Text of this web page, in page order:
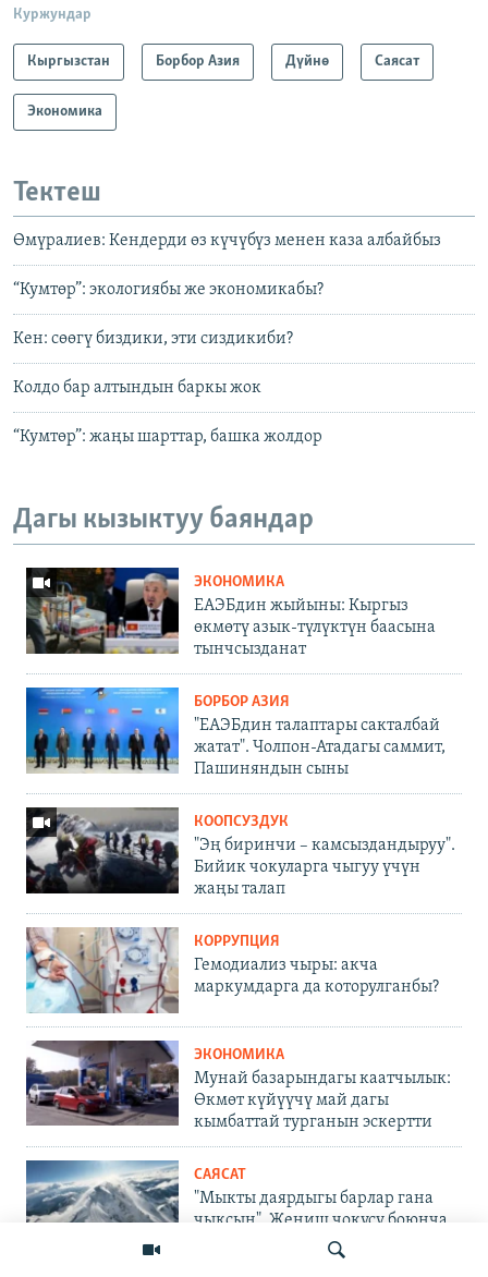
Куржундар
Кыргызстан Борбор Азия Дүйнө Саясат
Экономика
Тектеш
Өмүралиев: Кендерди өз күчүбүз менен каза албайбыз
“Кумтөр”: экологиябы же экономикабы?
Кен: сөөгү биздики, эти сиздикиби?
Колдо бар алтындын баркы жок
“Кумтөр”: жаңы шарттар, башка жолдор
Дагы кызыктуу баяндар
ЭКОНОМИКА
ЕАЭБдин жыйыны: Кыргыз
өкмөтү азык-түлүктүн баасына
тынчсызданат
БОРБОР АЗИЯ
"ЕАЭБдин талаптары сакталбай
жатат". Чолпон-Атадагы саммит,
Пашиняндын сыны
КООПСУЗДУК
"Эң биринчи – камсыздандыруу".
Бийик чокуларга чыгуу үчүн
жаңы талап
КОРРУПЦИЯ
Гемодиализ чыры: акча
маркумдарга да которулганбы?
ЭКОНОМИКА
Мунай базарындагы каатчылык:
Өкмөт күйүүчү май дагы
кымбаттай турганын эскертти
САЯСАТ
"Мыкты даярдыгы барлар гана
чыксын". Жеңиш чокусу боюнча